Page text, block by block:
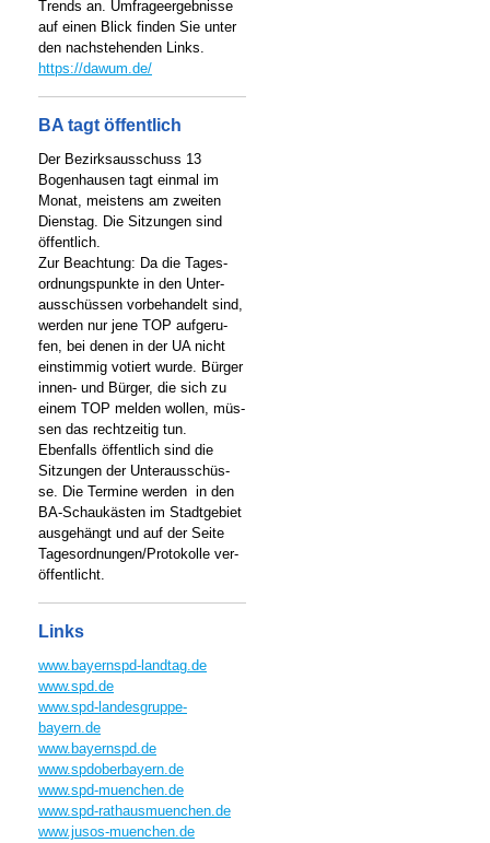
Trends an. Umfrageergebnisse
auf einen Blick finden Sie unter
den nachstehenden Links.
https://dawum.de/
BA tagt öffentlich
Der Bezirksausschuss 13
Bogenhausen tagt einmal im
Monat, meistens am zweiten
Dienstag. Die Sitzungen sind
öffentlich.
Zur Beachtung: Da die Tages-
ordnungspunkte in den Unter-
ausschüssen vorbehandelt sind,
werden nur jene TOP aufgeru-
fen, bei denen in der UA nicht
einstimmig votiert wurde. Bürger
innen- und Bürger, die sich zu
einem TOP melden wollen, müs-
sen das rechtzeitig tun.
Ebenfalls öffentlich sind die
Sitzungen der Unterausschüs-
se. Die Termine werden in den
BA-Schaukästen im Stadtgebiet
ausgehängt und auf der Seite
Tagesordnungen/Protokolle ver-
öffentlicht.
Links
www.bayernspd-landtag.de
www.spd.de
www.spd-landesgruppe-
bayern.de
www.bayernspd.de
www.spdoberbayern.de
www.spd-muenchen.de
www.spd-rathausmuenchen.de
www.jusos-muenchen.de